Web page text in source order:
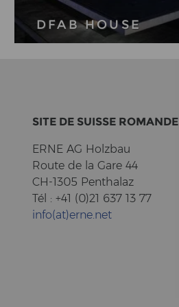
DFAB HOUSE
SITE DE SUIS­SE RO­MAN­DE
ERNE AG Holz­bau
Route de la Gare 44
CH-1305 Pent­halaz
Tél : +41 (0)21 637 13 77
info(at)erne.net